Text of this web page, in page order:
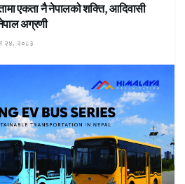
एकता नै नेपालको शक्ति, आदिवासी
अग्रणी
२४, २०८३